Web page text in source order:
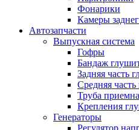
Фонарики
Камеры
Автозапчасти
Выпускная система
Гофры
Бандаж
Задняя часть
Средняя
Труба
Крепления
Генераторы
Регулятор